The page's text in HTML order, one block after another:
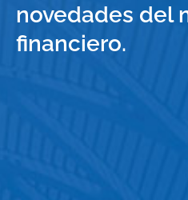
novedades del
financiero.